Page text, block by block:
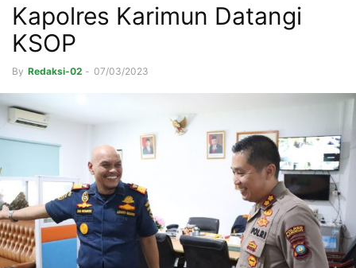
Kapolres Karimun Datangi
KSOP
By Redaksi-02 - 07/03/2023